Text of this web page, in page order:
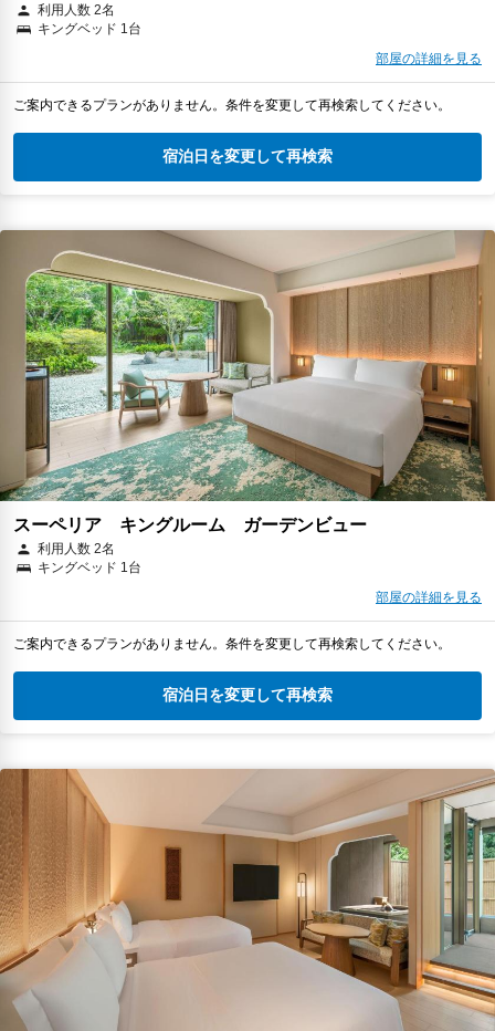
利用人数 2名
キングベッド 1台
部屋の詳細を見る
ご案内できるプランがありません。条件を変更して再検索してください。
宿泊日を変更して再検索
スーペリア キングルーム ガーデンビュー
利用人数 2名
キングベッド 1台
部屋の詳細を見る
ご案内できるプランがありません。条件を変更して再検索してください。
宿泊日を変更して再検索